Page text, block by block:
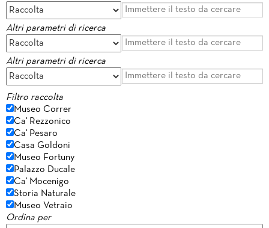
Altri parametri di ricerca
Altri parametri di ricerca
Filtro raccolta
Museo Correr
Ca' Rezzonico
Ca' Pesaro
Casa Goldoni
Museo Fortuny
Palazzo Ducale
Ca' Mocenigo
Storia Naturale
Museo Vetraio
Ordina per